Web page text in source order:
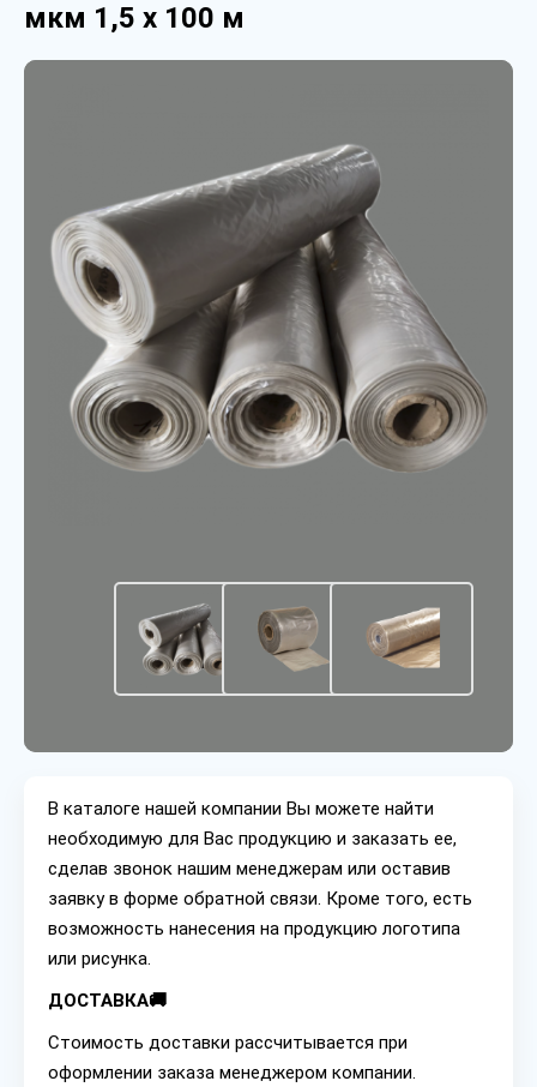
мкм 1,5 х 100 м
В каталоге нашей компании Вы можете найти
необходимую для Вас продукцию и заказать ее,
сделав звонок нашим менеджерам или оставив
заявку в форме обратной связи. Кроме того, есть
возможность нанесения на продукцию логотипа
или рисунка.
ДОСТАВКА🚚
Стоимость доставки рассчитывается при
оформлении заказа менеджером компании.